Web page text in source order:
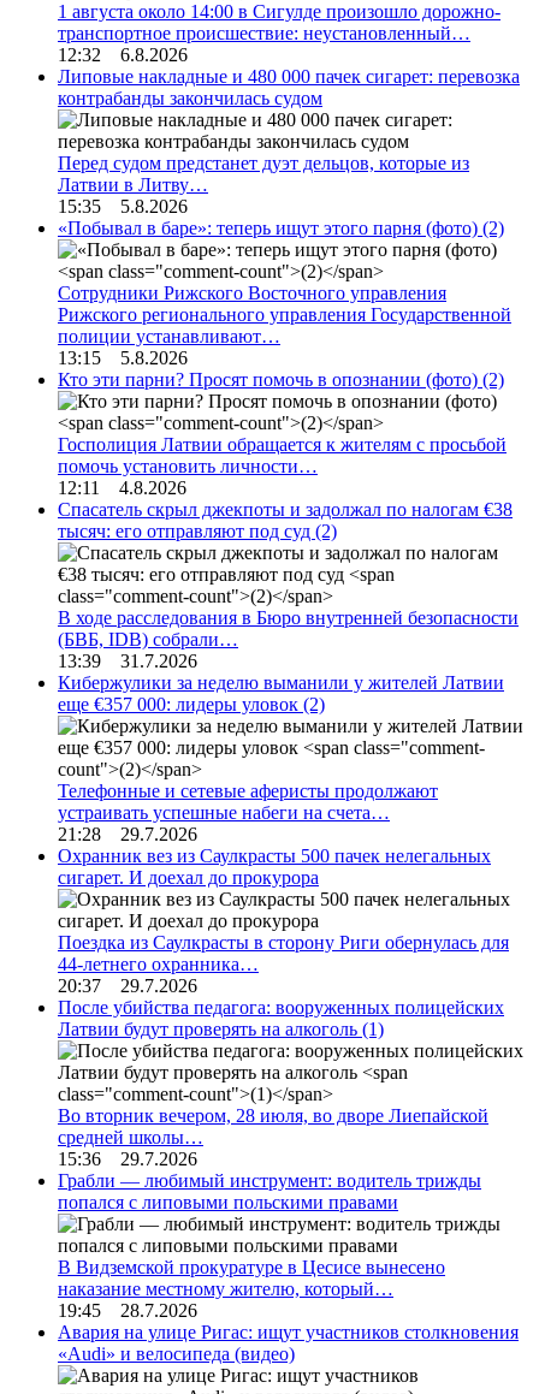
1 августа около 14:00 в Сигулде произошло дорожно-
транспортное происшествие: неустановленный…
12:32 6.8.2026
Липовые накладные и 480 000 пачек сигарет: перевозка
контрабанды закончилась судом
Перед судом предстанет дуэт дельцов, которые из
Латвии в Литву…
15:35 5.8.2026
«Побывал в баре»: теперь ищут этого парня (фото) (2)
Сотрудники Рижского Восточного управления
Рижского регионального управления Государственной
полиции устанавливают…
13:15 5.8.2026
Кто эти парни? Просят помочь в опознании (фото) (2)
Госполиция Латвии обращается к жителям с просьбой
помочь установить личности…
12:11 4.8.2026
Спасатель скрыл джекпоты и задолжал по налогам €38
тысяч: его отправляют под суд (2)
В ходе расследования в Бюро внутренней безопасности
(БВБ, IDB) собрали…
13:39 31.7.2026
Кибержулики за неделю выманили у жителей Латвии
еще €357 000: лидеры уловок (2)
Телефонные и сетевые аферисты продолжают
устраивать успешные набеги на счета…
21:28 29.7.2026
Охранник вез из Саулкрасты 500 пачек нелегальных
сигарет. И доехал до прокурора
Поездка из Саулкрасты в сторону Риги обернулась для
44-летнего охранника…
20:37 29.7.2026
После убийства педагога: вооруженных полицейских
Латвии будут проверять на алкоголь (1)
Во вторник вечером, 28 июля, во дворе Лиепайской
средней школы…
15:36 29.7.2026
Грабли — любимый инструмент: водитель трижды
попался с липовыми польскими правами
В Видземской прокуратуре в Цесисе вынесено
наказание местному жителю, который…
19:45 28.7.2026
Авария на улице Ригас: ищут участников столкновения
«Audi» и велосипеда (видео)